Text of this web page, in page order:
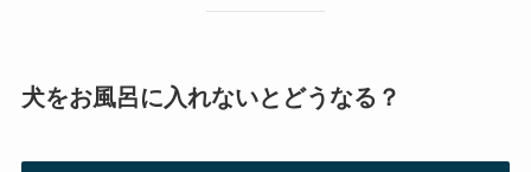
犬をお風呂に入れないとどうなる？